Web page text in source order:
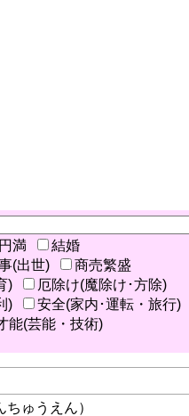
満
結婚
(出世)
商売繁盛
)
厄除け(魔除け･方除)
)
安全(家内･運転・旅行)
能(芸能・技術)
ちゅうえん）